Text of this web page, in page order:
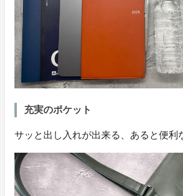
充実のポケット
サッと出し入れが出来る、あると便利